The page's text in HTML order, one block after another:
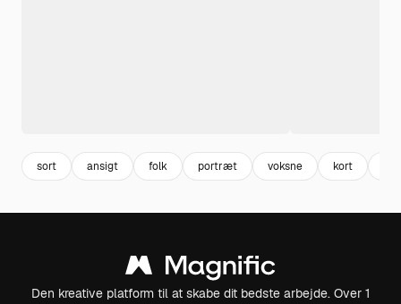
sort ansigt folk portræt voksne kort
Den kreative platform til at skabe dit bedste arbejde. Over 1